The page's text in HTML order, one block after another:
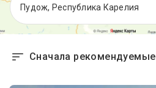
Пудож, Республика Карелия
Сначала рекомендуемые